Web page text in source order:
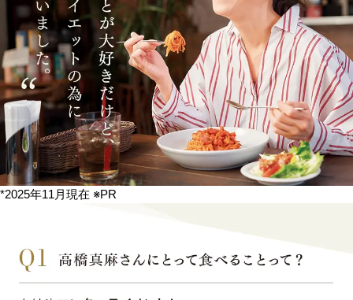
*2025年11月現在 ※PR